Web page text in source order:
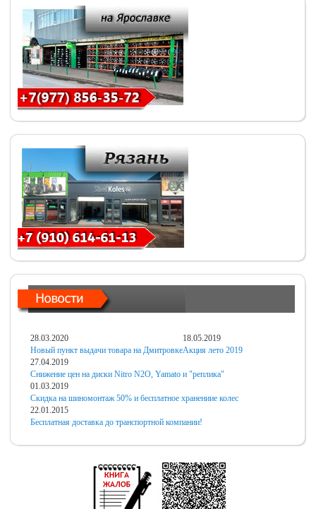
28.03.2020
Новый пункт выдачи товара на Дмитровке
18.05.2019
Акция лето 2019
27.04.2019
Снижение цен на диски Nitro N2O, Yamato и "реплика"
01.03.2019
Скидка на шиномонтаж 50% и бесплатное хранениие колес
22.01.2015
Бесплатная доставка до транспортной компании!